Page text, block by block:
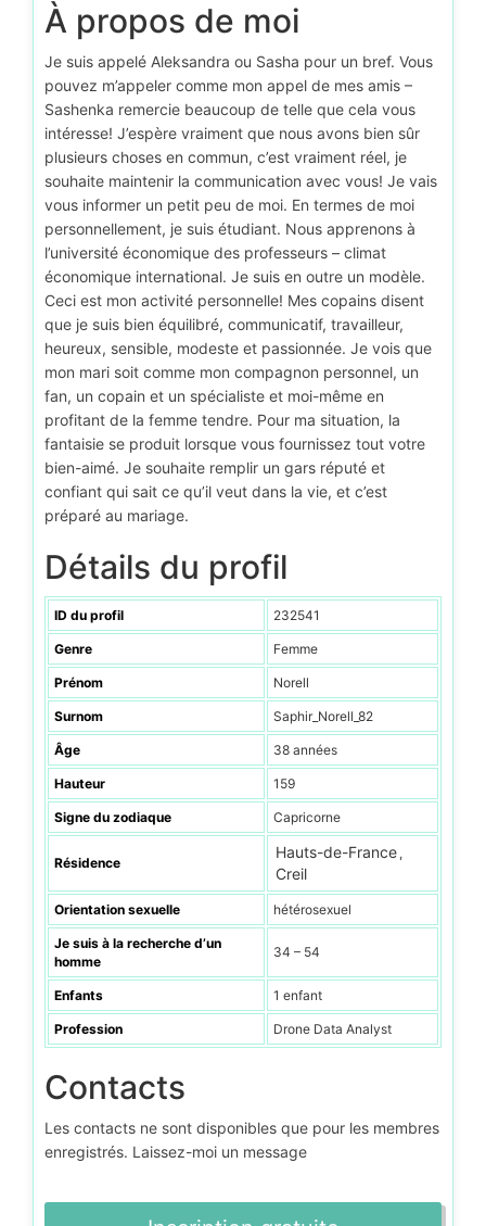
À propos de moi
Je suis appelé Aleksandra ou Sasha pour un bref. Vous
pouvez m’appeler comme mon appel de mes amis –
Sashenka remercie beaucoup de telle que cela vous
intéresse! J’espère vraiment que nous avons bien sûr
plusieurs choses en commun, c’est vraiment réel, je
souhaite maintenir la communication avec vous! Je vais
vous informer un petit peu de moi. En termes de moi
personnellement, je suis étudiant. Nous apprenons à
l’université économique des professeurs – climat
économique international. Je suis en outre un modèle.
Ceci est mon activité personnelle! Mes copains disent
que je suis bien équilibré, communicatif, travailleur,
heureux, sensible, modeste et passionnée. Je vois que
mon mari soit comme mon compagnon personnel, un
fan, un copain et un spécialiste et moi-même en
profitant de la femme tendre. Pour ma situation, la
fantaisie se produit lorsque vous fournissez tout votre
bien-aimé. Je souhaite remplir un gars réputé et
confiant qui sait ce qu’il veut dans la vie, et c’est
préparé au mariage.
Détails du profil
ID du profil 232541
Genre Femme
Prénom Norell
Surnom Saphir_Norell_82
Âge 38 années
Hauteur 159
Signe du zodiaque Capricorne
Résidence
Hauts-de-France ,
Creil
Orientation sexuelle hétérosexuel
Je suis à la recherche d’un
homme
34 – 54
Enfants 1 enfant
Profession Drone Data Analyst
Contacts
Les contacts ne sont disponibles que pour les membres
enregistrés. Laissez-moi un message